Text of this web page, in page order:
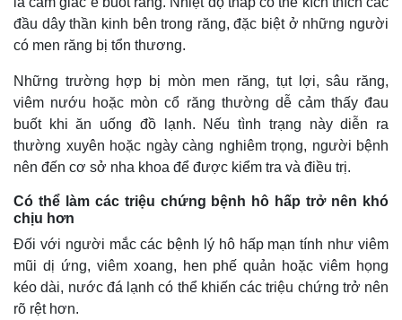
đầu dây thần kinh bên trong răng, đặc biệt ở những người
có men răng bị tổn thương.
Những trường hợp bị mòn men răng, tụt lợi, sâu răng,
viêm nướu hoặc mòn cổ răng thường dễ cảm thấy đau
buốt khi ăn uống đồ lạnh. Nếu tình trạng này diễn ra
thường xuyên hoặc ngày càng nghiêm trọng, người bệnh
nên đến cơ sở nha khoa để được kiểm tra và điều trị.
Có thể làm các triệu chứng bệnh hô hấp trở nên khó
chịu hơn
Đối với người mắc các bệnh lý hô hấp mạn tính như viêm
mũi dị ứng, viêm xoang, hen phế quản hoặc viêm họng
kéo dài, nước đá lạnh có thể khiến các triệu chứng trở nên
rõ rệt hơn.